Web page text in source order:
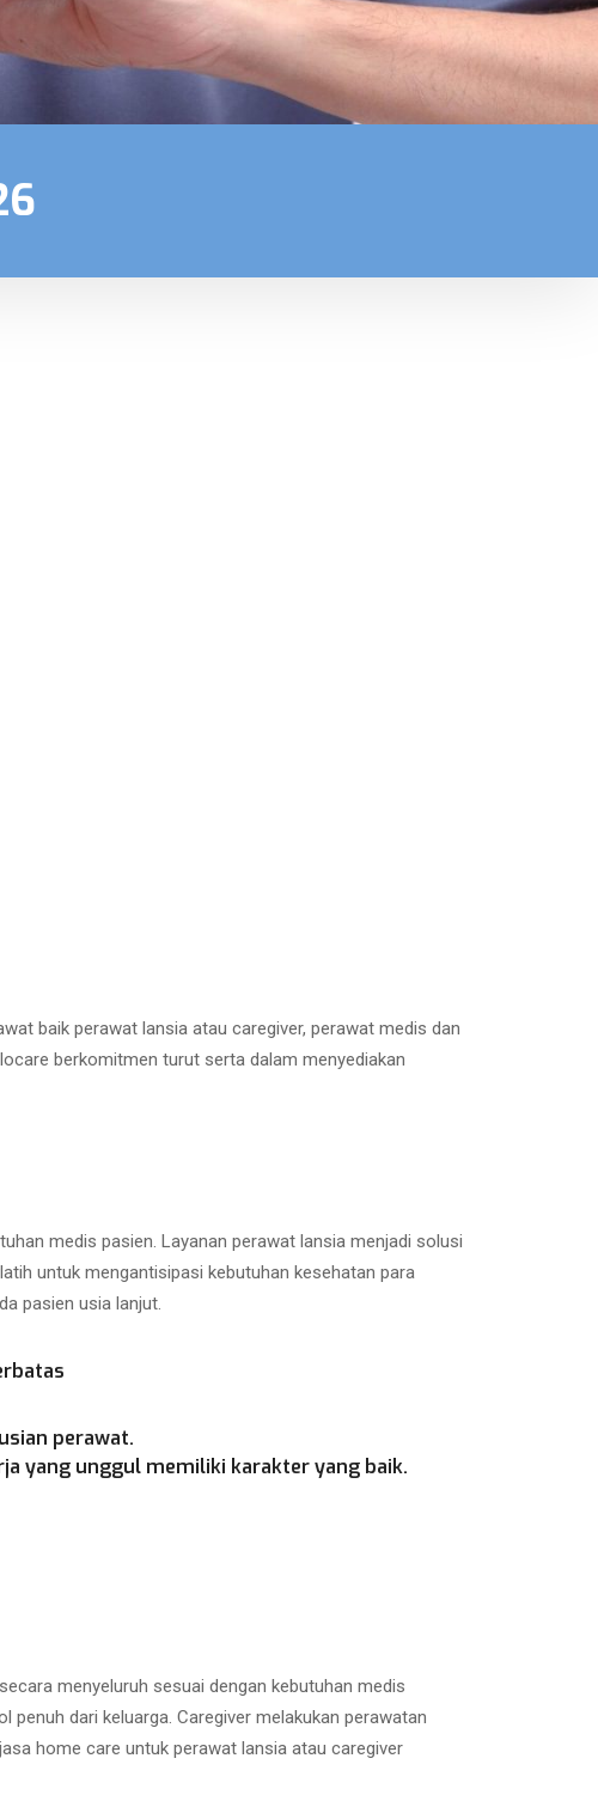
baik perawat lansia atau caregiver, perawat medis dan
berkomitmen turut serta dalam menyediakan
medis pasien. Layanan perawat lansia menjadi solusi
untuk mengantisipasi kebutuhan kesehatan para
pasien usia lanjut.
perawat.
yang unggul memiliki karakter yang baik.
menyeluruh sesuai dengan kebutuhan medis
dari keluarga. Caregiver melakukan perawatan
home care untuk perawat lansia atau caregiver